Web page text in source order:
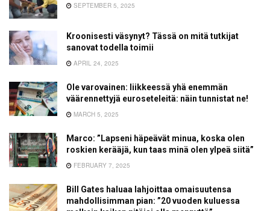
SEPTEMBER 5, 2025
Kroonisesti väsynyt? Tässä on mitä tutkijat
sanovat todella toimii
APRIL 24, 2025
Ole varovainen: liikkeessä yhä enemmän
väärennettyjä euroseteleitä: näin tunnistat ne!
MARCH 5, 2025
Marco: ”Lapseni häpeävät minua, koska olen
roskien kerääjä, kun taas minä olen ylpeä siitä”
FEBRUARY 7, 2025
Bill Gates haluaa lahjoittaa omaisuutensa
mahdollisimman pian: ”20 vuoden kuluessa